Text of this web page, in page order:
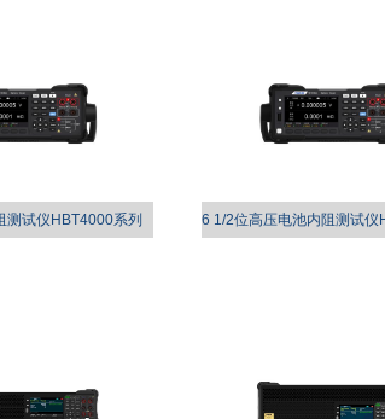
测试仪HBT4000系列